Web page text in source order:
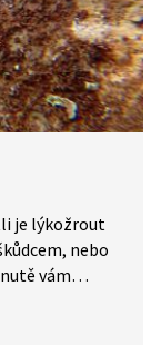
je lýkožrout
nebo
vám